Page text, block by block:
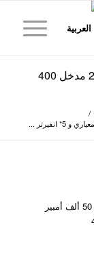
لوحة تجميع لنظام الطاقه الشمسية 200KW مدخل 400
/